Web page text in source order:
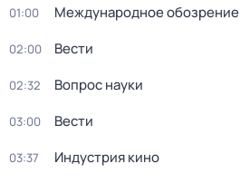
01:00 Международное обозрение
02:00 Вести
02:32 Вопрос науки
03:00 Вести
03:37 Индустрия кино